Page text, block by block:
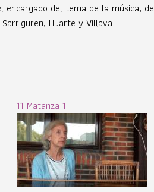
encargado del tema de la música, de
Huarte y Villava.
11 Matanza 1